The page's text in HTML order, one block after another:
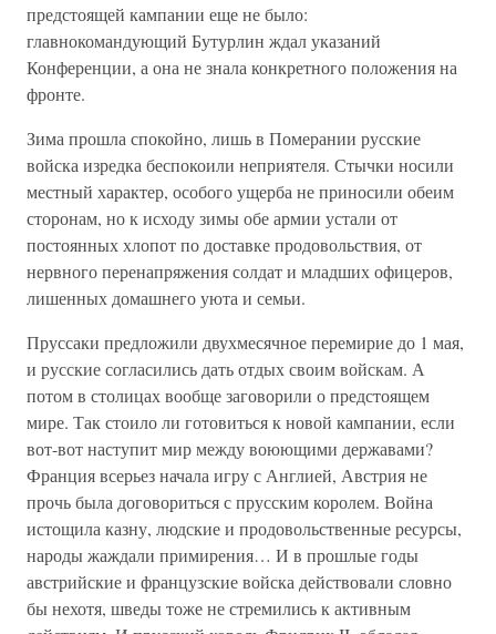
предстоящей кампании еще не было:
главнокомандующий Бутурлин ждал указаний
Конференции, а она не знала конкретного положения на
фронте.
Зима прошла спокойно, лишь в Померании русские
войска изредка беспокоили неприятеля. Стычки носили
местный характер, особого ущерба не приносили обеим
сторонам, но к исходу зимы обе армии устали от
постоянных хлопот по доставке продовольствия, от
нервного перенапряжения солдат и младших офицеров,
лишенных домашнего уюта и семьи.
Пруссаки предложили двухмесячное перемирие до 1 мая,
и русские согласились дать отдых своим войскам. А
потом в столицах вообще заговорили о предстоящем
мире. Так стоило ли готовиться к новой кампании, если
вот-вот наступит мир между воюющими державами?
Франция всерьез начала игру с Англией, Австрия не
прочь была договориться с прусским королем. Война
истощила казну, людские и продовольственные ресурсы,
народы жаждали примирения… И в прошлые годы
австрийские и французские войска действовали словно
бы нехотя, шведы тоже не стремились к активным